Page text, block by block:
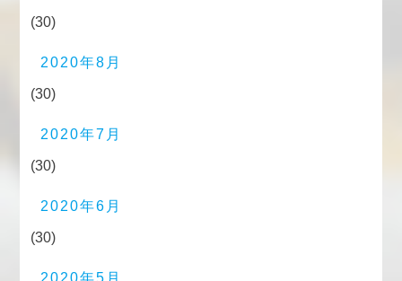
(30)
2020年8月
(30)
2020年7月
(30)
2020年6月
(30)
2020年5月